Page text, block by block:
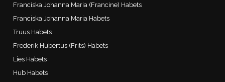
Franciska Johanna Maria (Francine) Habets
Franciska Johanna Maria Habets
Truus Habets
Frederik Hubertus (Frits) Habets
Lies Habets
Hub Habets